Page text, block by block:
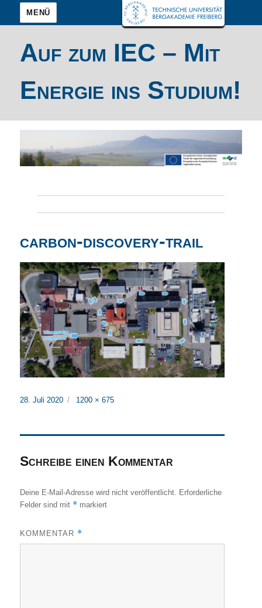
MENÜ
Auf zum IEC – Mit
Energie ins Studium!
carbon-discovery-trail
Veröffentlicht
28. Juli 2020 Originalgröße
1200 × 675
Schreibe einen Kommentar
Deine E-Mail-Adresse wird nicht veröffentlicht. Erforderliche
Felder sind mit * markiert
KOMMENTAR *